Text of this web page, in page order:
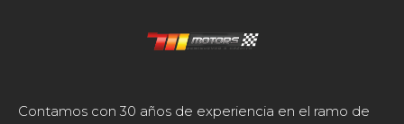
Contamos con 30 años de experiencia en el ramo de